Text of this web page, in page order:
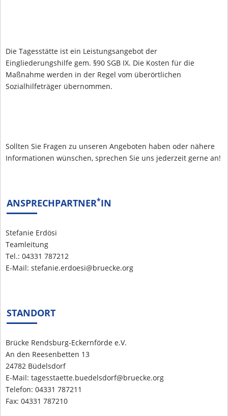
Die Tagesstätte ist ein Leistungsangebot der
Eingliederungshilfe gem. §90 SGB IX. Die Kosten für die
Maßnahme werden in der Regel vom überörtlichen
Sozialhilfeträger übernommen.
Sollten Sie Fragen zu unseren Angeboten haben oder nähere
Informationen wünschen, sprechen Sie uns jederzeit gerne an!
ANSPRECHPARTNER*IN
Stefanie Erdösi
Teamleitung
Tel.: 04331 787212
E-Mail: stefanie.erdoesi@bruecke.org
STANDORT
Brücke Rendsburg-Eckernförde e.V.
An den Reesenbetten 13
24782 Büdelsdorf
E-Mail: tagesstaette.buedelsdorf@bruecke.org
Telefon: 04331 787211
Fax: 04331 787210